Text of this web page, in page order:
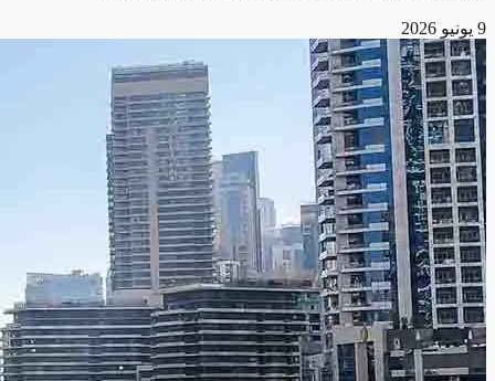
9 يونيو 2026